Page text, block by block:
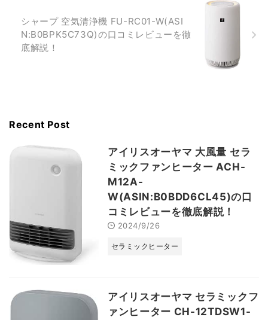
シャープ 空気清浄機 FU-RC01-W(ASI
N:B0BPK5C73Q)の口コミレビューを徹
底解説！
Recent Post
アイリスオーヤマ 大風量 セラ
ミックファンヒーター ACH-
M12A-
W(ASIN:B0BDD6CL45)の口
コミレビューを徹底解説！
2024/9/26
セラミックヒーター
アイリスオーヤマ セラミックフ
ァンヒーター CH-12TDSW1-